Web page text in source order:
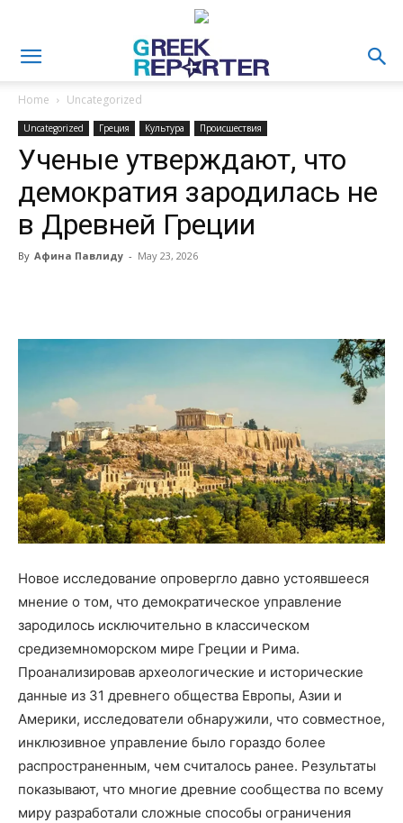
Home Uncategorized
Uncategorized Греция Культура Происшествия
Ученые утверждают, что
демократия зародилась не
в Древней Греции
By Афина Павлиду - May 23, 2026
Новое исследование опровергло давно устоявшееся
мнение о том, что демократическое управление
зародилось исключительно в классическом
средиземноморском мире Греции и Рима.
Проанализировав археологические и исторические
данные из 31 древнего общества Европы, Азии и
Америки, исследователи обнаружили, что совместное,
инклюзивное управление было гораздо более
распространенным, чем считалось ранее. Результаты
показывают, что многие древние сообщества по всему
миру разработали сложные способы ограничения